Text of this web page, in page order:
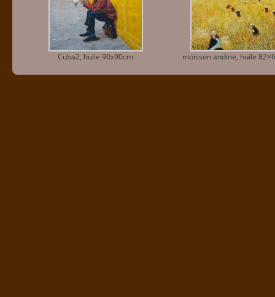
Cuba2, huile 90x90cm moisson andine, huile